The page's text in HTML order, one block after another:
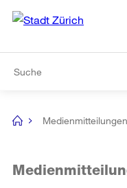
Navigation
[no